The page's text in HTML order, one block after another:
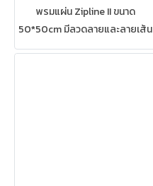
พรมแผ่น Zipline II ขนาด
50*50cm มีลวดลายและลายเส้น
ที่เป็นเอกลักษณ์ สามารถปูได้ทุก